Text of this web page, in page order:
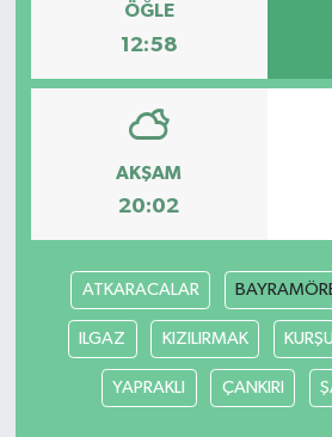
ÖĞLE
12:58
AKŞAM
20:02
ATKARACALAR
ILGAZ KIZILIRMAK
YAPRAKLI ÇANKIRI
Turizm